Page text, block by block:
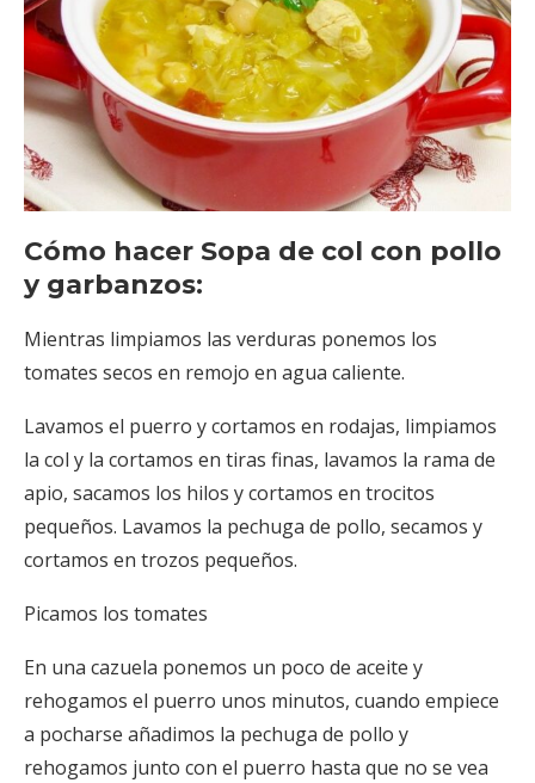
Cómo hacer Sopa de col con pollo
y garbanzos:
Mientras limpiamos las verduras ponemos los
tomates secos en remojo en agua caliente.
Lavamos el puerro y cortamos en rodajas, limpiamos
la col y la cortamos en tiras finas, lavamos la rama de
apio, sacamos los hilos y cortamos en trocitos
pequeños. Lavamos la pechuga de pollo, secamos y
cortamos en trozos pequeños.
Picamos los tomates
En una cazuela ponemos un poco de aceite y
rehogamos el puerro unos minutos, cuando empiece
a pocharse añadimos la pechuga de pollo y
rehogamos junto con el puerro hasta que no se vea